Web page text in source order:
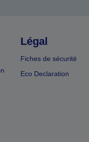
Légal
Fiches de sécurité
Eco Declaration